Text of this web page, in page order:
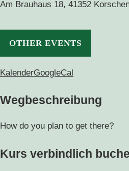
Am Brauhaus 18, 41352
OTHER EVENTS
KalenderGoogleCal
Wegbeschreibung
How do you plan to get there?
Kurs verbindlich